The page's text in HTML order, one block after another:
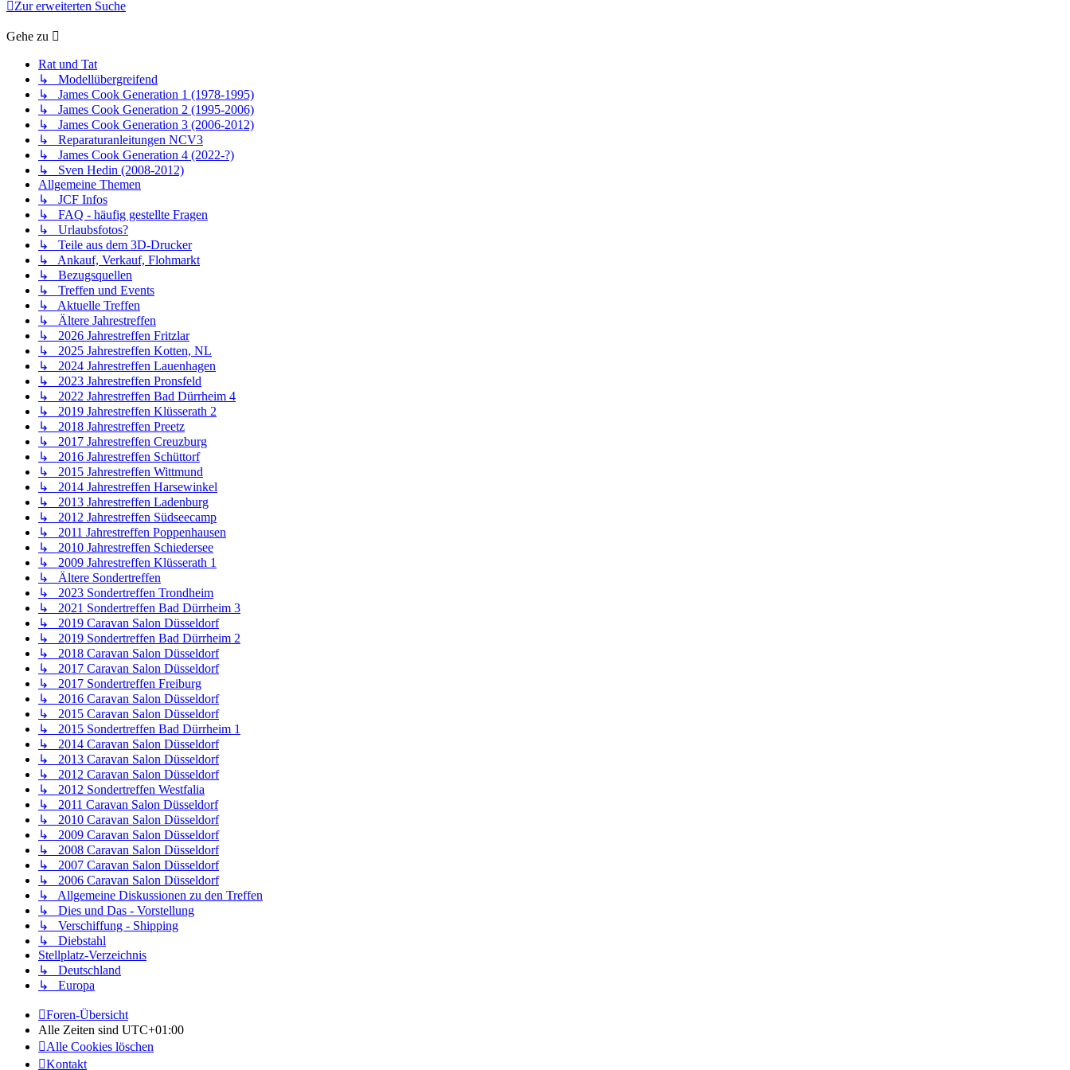
Zur erweiterten Suche
Gehe zu
Rat und Tat
↳ Modellübergreifend
↳ James Cook Generation 1 (1978-1995)
↳ James Cook Generation 2 (1995-2006)
↳ James Cook Generation 3 (2006-2012)
↳ Reparaturanleitungen NCV3
↳ James Cook Generation 4 (2022-?)
↳ Sven Hedin (2008-2012)
Allgemeine Themen
↳ JCF Infos
↳ FAQ - häufig gestellte Fragen
↳ Urlaubsfotos?
↳ Teile aus dem 3D-Drucker
↳ Ankauf, Verkauf, Flohmarkt
↳ Bezugsquellen
↳ Treffen und Events
↳ Aktuelle Treffen
↳ Ältere Jahrestreffen
↳ 2026 Jahrestreffen Fritzlar
↳ 2025 Jahrestreffen Kotten, NL
↳ 2024 Jahrestreffen Lauenhagen
↳ 2023 Jahrestreffen Pronsfeld
↳ 2022 Jahrestreffen Bad Dürrheim 4
↳ 2019 Jahrestreffen Klüsserath 2
↳ 2018 Jahrestreffen Preetz
↳ 2017 Jahrestreffen Creuzburg
↳ 2016 Jahrestreffen Schüttorf
↳ 2015 Jahrestreffen Wittmund
↳ 2014 Jahrestreffen Harsewinkel
↳ 2013 Jahrestreffen Ladenburg
↳ 2012 Jahrestreffen Südseecamp
↳ 2011 Jahrestreffen Poppenhausen
↳ 2010 Jahrestreffen Schiedersee
↳ 2009 Jahrestreffen Klüsserath 1
↳ Ältere Sondertreffen
↳ 2023 Sondertreffen Trondheim
↳ 2021 Sondertreffen Bad Dürrheim 3
↳ 2019 Caravan Salon Düsseldorf
↳ 2019 Sondertreffen Bad Dürrheim 2
↳ 2018 Caravan Salon Düsseldorf
↳ 2017 Caravan Salon Düsseldorf
↳ 2017 Sondertreffen Freiburg
↳ 2016 Caravan Salon Düsseldorf
↳ 2015 Caravan Salon Düsseldorf
↳ 2015 Sondertreffen Bad Dürrheim 1
↳ 2014 Caravan Salon Düsseldorf
↳ 2013 Caravan Salon Düsseldorf
↳ 2012 Caravan Salon Düsseldorf
↳ 2012 Sondertreffen Westfalia
↳ 2011 Caravan Salon Düsseldorf
↳ 2010 Caravan Salon Düsseldorf
↳ 2009 Caravan Salon Düsseldorf
↳ 2008 Caravan Salon Düsseldorf
↳ 2007 Caravan Salon Düsseldorf
↳ 2006 Caravan Salon Düsseldorf
↳ Allgemeine Diskussionen zu den Treffen
↳ Dies und Das - Vorstellung
↳ Verschiffung - Shipping
↳ Diebstahl
Stellplatz-Verzeichnis
↳ Deutschland
↳ Europa
Foren-Übersicht
Alle Zeiten sind UTC+01:00
Alle Cookies löschen
Kontakt